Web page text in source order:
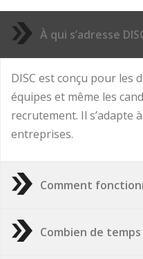
À qui s’adresse
DISC est conçu pour les
équipes et même les
recrutement. Il s’adapte
entreprises.
Comment
Combien de temps